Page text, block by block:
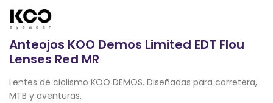
Anteojos KOO Demos Limited EDT Flou
Lenses Red MR
Lentes de ciclismo KOO DEMOS. Diseñadas para carretera,
MTB y aventuras.